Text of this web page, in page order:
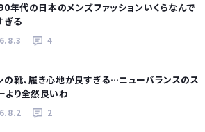
90年代の日本のメンズファッションいくらなんで
ぎる
4
の靴、履き心地が良すぎる…ニューバランスのス
より全然良いわ
2